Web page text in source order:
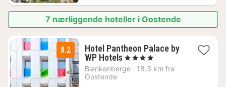
7 nærliggende hoteller i Oostende
8.2
Hotel Pantheon Palace by
WP Hotels2
netter
fra
, 4 Stjerner
Blankenberge · 18.3 km fra
Oostende